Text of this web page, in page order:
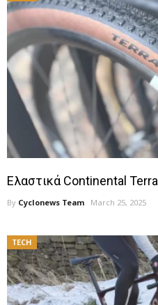
Ελαστικά Continental
By Cyclonews Team March 25, 2025
TECH